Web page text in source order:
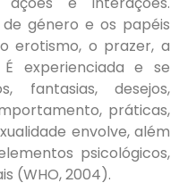
género e os papéis
erotismo, o prazer, a
experienciada e se
fantasias, desejos,
práticas,
envolve, além
psicológicos,
(WHO, 2004).